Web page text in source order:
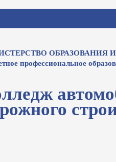
ОБРАЗОВАНИЯ
профессиональное